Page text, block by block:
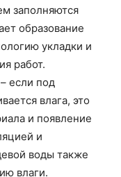
заполняются
образование
укладки и
работ.
– если под
влага, это
и появление
и
воды также
влаги.